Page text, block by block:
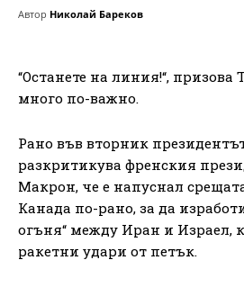
Автор Николай Бареков
“Останете на линия!“,
много по-важно.
Рано във вторник
разкритикува френския
Макрон, че е напуснал
Канада по-рано, за да
огъня“ между Иран и Израел,
ракетни удари от петък.